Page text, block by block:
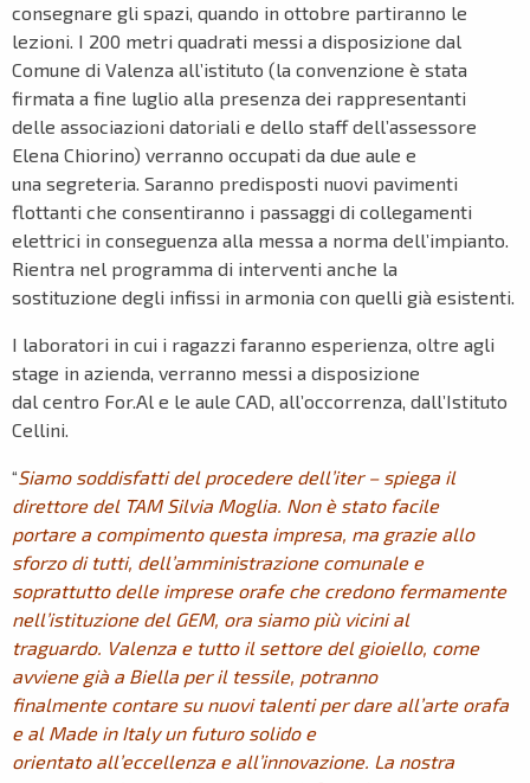
consegnare gli spazi, quando in ottobre partiranno le
lezioni. I 200 metri quadrati messi a disposizione dal
Comune di Valenza all’istituto (la convenzione è stata
firmata a fine luglio alla presenza dei rappresentanti
delle associazioni datoriali e dello staff dell’assessore
Elena Chiorino) verranno occupati da due aule e
una segreteria. Saranno predisposti nuovi pavimenti
flottanti che consentiranno i passaggi di collegamenti
elettrici in conseguenza alla messa a norma dell’impianto.
Rientra nel programma di interventi anche la
sostituzione degli infissi in armonia con quelli già esistenti.
I laboratori in cui i ragazzi faranno esperienza, oltre agli
stage in azienda, verranno messi a disposizione
dal centro For.Al e le aule CAD, all’occorrenza, dall’Istituto
Cellini.
“Siamo soddisfatti del procedere dell’iter – spiega il
direttore del TAM Silvia Moglia. Non è stato facile
portare a compimento questa impresa, ma grazie allo
sforzo di tutti, dell’amministrazione comunale e
soprattutto delle imprese orafe che credono fermamente
nell’istituzione del GEM, ora siamo più vicini al
traguardo. Valenza e tutto il settore del gioiello, come
avviene già a Biella per il tessile, potranno
finalmente contare su nuovi talenti per dare all’arte orafa
e al Made in Italy un futuro solido e
orientato all’eccellenza e all’innovazione. La nostra